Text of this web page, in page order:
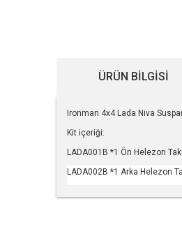
ÜRÜN BILGISI
Ironman 4x4Lada Niva
Kit içeriği:
LADA001B *1 Ön Helezon
LADA002B *1 Arka Helezon